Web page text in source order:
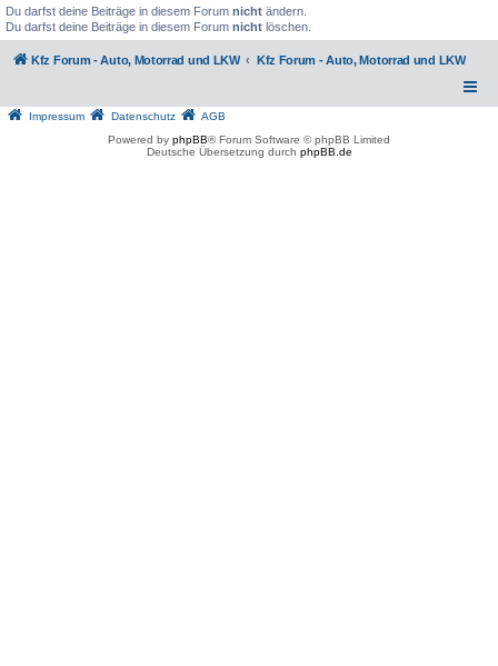
Du darfst deine Beiträge in diesem Forum nicht ändern.
Du darfst deine Beiträge in diesem Forum nicht löschen.
Kfz Forum - Auto, Motorrad und LKW Kfz Forum - Auto, Motorrad und LKW
Impressum Datenschutz
AGB
Powered by phpBB® Forum Software © phpBB Limited
Deutsche Übersetzung durch phpBB.de